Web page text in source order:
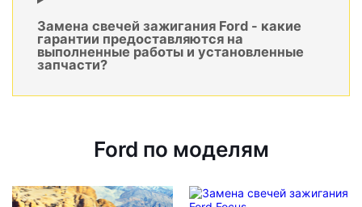
Замена свечей зажигания Ford - какие
гарантии предоставляются на
выполненные работы и установленные
запчасти?
Ford по моделям